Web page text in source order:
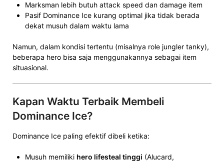
Marksman lebih butuh attack speed dan damage item
Pasif Dominance Ice kurang optimal jika tidak berada
dekat musuh dalam waktu lama
Namun, dalam kondisi tertentu (misalnya role jungler tanky),
beberapa hero bisa saja menggunakannya sebagai item
situasional.
Kapan Waktu Terbaik Membeli
Dominance Ice?
Dominance Ice paling efektif dibeli ketika:
Musuh memiliki hero lifesteal tinggi (Alucard,